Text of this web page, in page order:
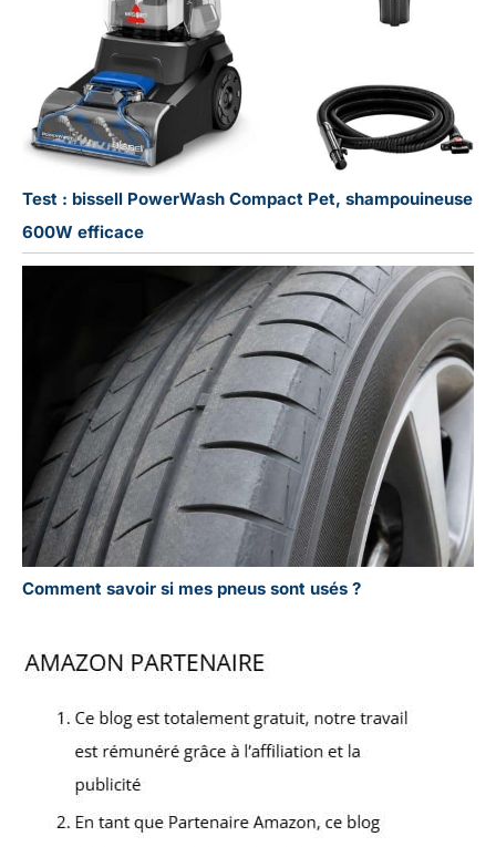
Test : bissell PowerWash Compact Pet, shampouineuse
600W efficace
Comment savoir si mes pneus sont usés ?